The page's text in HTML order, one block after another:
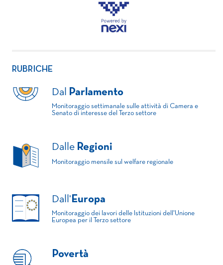
RUBRICHE
Dal Parlamento
Monitoraggio settimanale sulle attività di Camera e
Senato di interesse del Terzo settore
Dalle Regioni
Monitoraggio mensile sul welfare regionale
Dall' Europa
Monitoraggio dei lavori delle Istituzioni dell'Unione
Europea per il Terzo settore
Povertà